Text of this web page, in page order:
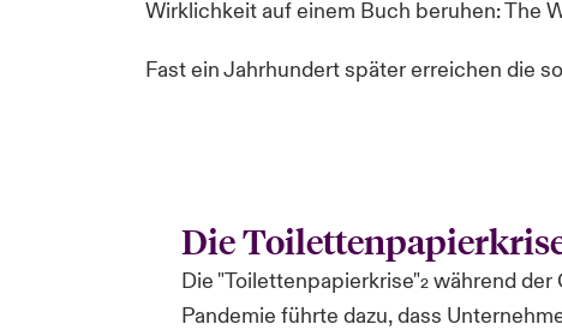
Wirklichkeit auf einem Buch beruhen: The
Fast ein Jahrhundert später erreichen die
Die
Die "Toilettenpapierkrise"2während der
Pandemie führte dazu, dass